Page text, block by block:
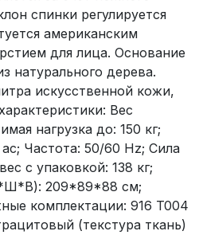
спинки регулируется
американским
для лица. Основание
натурального дерева.
искусственной кожи,
Вес
нагрузка до: 150 кг;
Частота: 50/60 Hz; Сила
с упаковкой: 138 кг;
209*89*88 см;
комплектации: 916 T004
(текстура ткань)